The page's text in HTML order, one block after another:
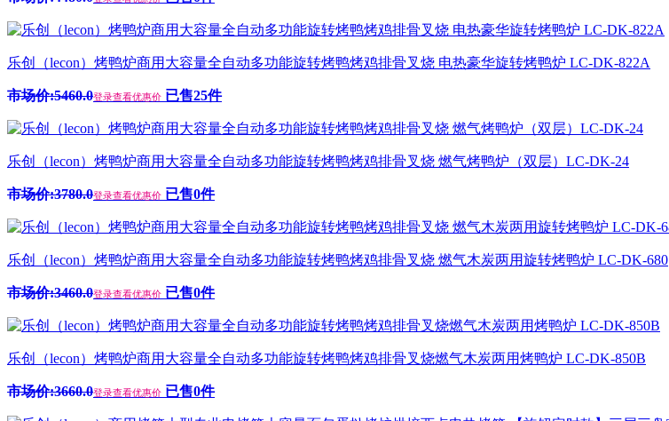
乐创（lecon）烤鸭炉商用大容量全自动多功能旋转烤鸭烤鸡排骨叉烧 电热豪华旋转烤鸭炉 LC-DK-822A
市场价:5460.0登录查看优惠价 已售25件
乐创（lecon）烤鸭炉商用大容量全自动多功能旋转烤鸭烤鸡排骨叉烧 燃气烤鸭炉（双层）LC-DK-24
市场价:3780.0登录查看优惠价 已售0件
乐创（lecon）烤鸭炉商用大容量全自动多功能旋转烤鸭烤鸡排骨叉烧 燃气木炭两用旋转烤鸭炉 LC-DK-680
市场价:3460.0登录查看优惠价 已售0件
乐创（lecon）烤鸭炉商用大容量全自动多功能旋转烤鸭烤鸡排骨叉烧燃气木炭两用烤鸭炉 LC-DK-850B
市场价:3660.0登录查看优惠价 已售0件